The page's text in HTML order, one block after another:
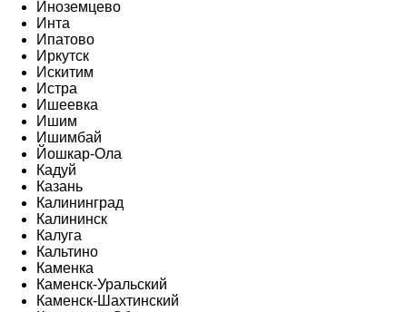
Иноземцево
Инта
Ипатово
Иркутск
Искитим
Истра
Ишеевка
Ишим
Ишимбай
Йошкар-Ола
Кадуй
Казань
Калининград
Калининск
Калуга
Кальтино
Каменка
Каменск-Уральский
Каменск-Шахтинский